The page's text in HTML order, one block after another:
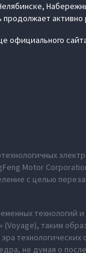
продолжает
официального
Motor
с целью
технологий
таким
не думая о